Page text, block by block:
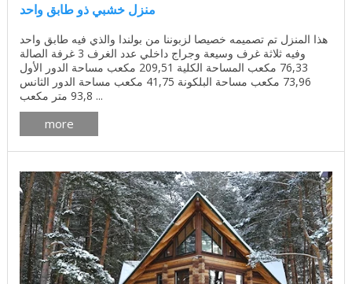
منزل خشبي ذو طابق واحد
هذا المنزل تم تصميمه خصيصا لزبوننا من بولندا والذي فيه طابق واحد
وفيه ثلاثة غرف وسيعة وجراج داخلي عدد الغرف 3 غرفة الصالة
76,33 مكعب المساحة الكلية 209,51 مكعب مساحة الدور الأول
73,96 مكعب مساحة البلكونة 41,75 مكعب مساحة الدور الثانس
93,8 متر مكعب ...
more